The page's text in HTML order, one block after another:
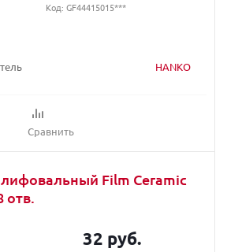
HANKO
Сравнить
Код: GF44415015***
Film Ceramic
отв.
32 руб.